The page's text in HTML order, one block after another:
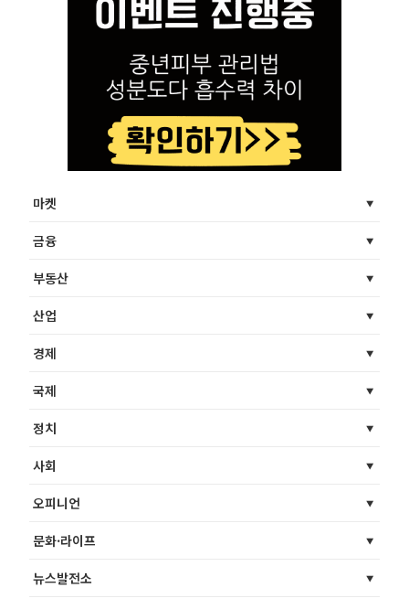
마켓
금융
부동산
산업
경제
국제
정치
사회
오피니언
문화·라이프
뉴스발전소